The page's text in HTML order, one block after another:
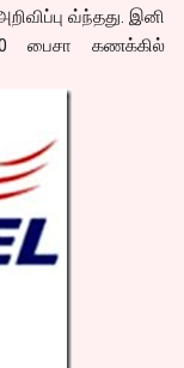
வ்ந்தது. இனி
பைசா கணக்கில்